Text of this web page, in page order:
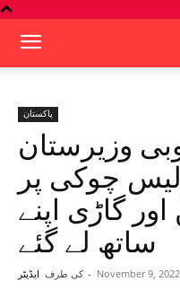
پاکستان
وزیرستان
چوکی پر
گاڑی اپنے
ساتھ لے گئے
کی طرف ایڈیٹر - November 9, 2022